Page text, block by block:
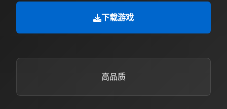
下载游戏
高品质